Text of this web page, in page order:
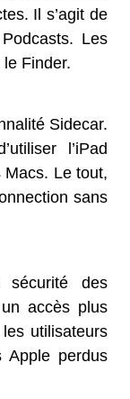
Il s’agit de
Les
Finder.
Sidecar.
l’iPad
Le tout,
sans
sécurité des
accès plus
utilisateurs
Apple perdus